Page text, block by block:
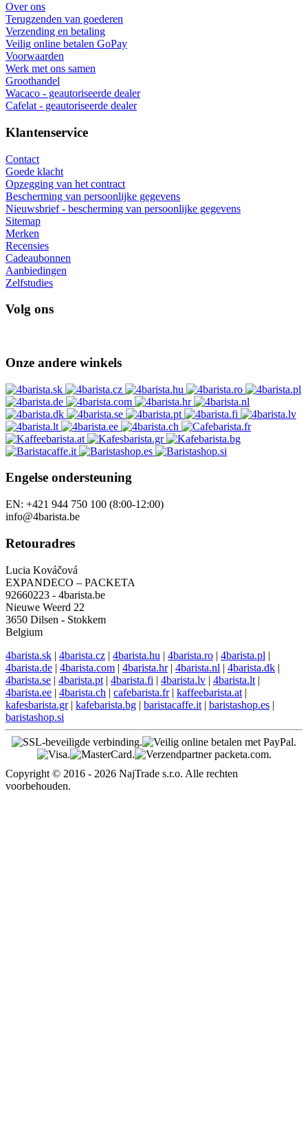
Over ons
Terugzenden van goederen
Verzending en betaling
Veilig online betalen GoPay
Voorwaarden
Werk met ons samen
Groothandel
Wacaco - geautoriseerde dealer
Cafelat - geautoriseerde dealer
Klantenservice
Contact
Goede klacht
Opzegging van het contract
Bescherming van persoonlijke gegevens
Nieuwsbrief - bescherming van persoonlijke gegevens
Sitemap
Merken
Recensies
Cadeaubonnen
Aanbiedingen
Zelfstudies
Volg ons
Onze andere winkels
Engelse ondersteuning
EN: +421 944 750 100 (8:00-12:00)
info@4barista.be
Retouradres
Lucia Kováčová
EXPANDECO – PACKETA
92660223 - 4barista.be
Nieuwe Weerd 22
3650 Dilsen - Stokkem
Belgium
4barista.sk | 4barista.cz | 4barista.hu | 4barista.ro | 4barista.pl |
4barista.de | 4barista.com | 4barista.hr| 4barista.nl | 4barista.dk |
4barista.se | 4barista.pt | 4barista.fi | 4barista.lv | 4barista.lt |
4barista.ee | 4barista.ch | cafebarista.fr| kaffeebarista.at |
kafesbarista.gr| kafebarista.bg | baristacaffe.it | baristashop.es |
baristashop.si
Copyright © 2016 - 2026 NajTrade s.r.o. Alle rechten
voorbehouden.